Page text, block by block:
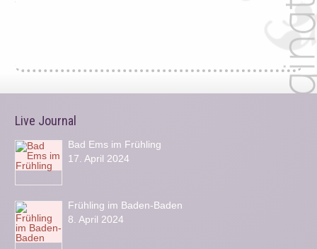
Live Journal
Bad Ems im Frühling
17. April 2024
Frühling im Baden-Baden
8. April 2024